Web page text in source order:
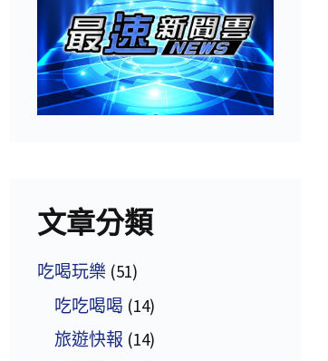
文章分類
吃喝玩樂 (51)
吃吃喝喝 (14)
旅遊快報 (14)